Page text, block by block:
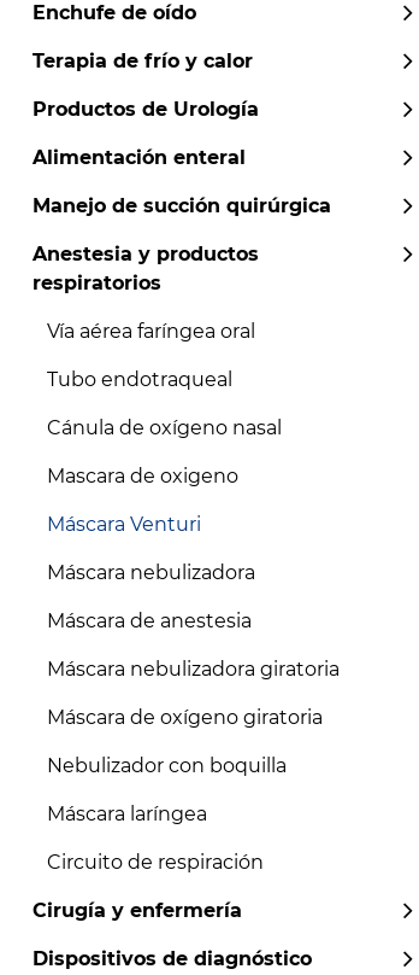
Enchufe de oído
Terapia de frío y calor
Productos de Urología
Alimentación enteral
Manejo de succión quirúrgica
Anestesia y productos
respiratorios
Vía aérea faríngea oral
Tubo endotraqueal
Cánula de oxígeno nasal
Mascara de oxigeno
Máscara Venturi
Máscara nebulizadora
Máscara de anestesia
Máscara nebulizadora giratoria
Máscara de oxígeno giratoria
Nebulizador con boquilla
Máscara laríngea
Circuito de respiración
Cirugía y enfermería
Dispositivos de diagnóstico